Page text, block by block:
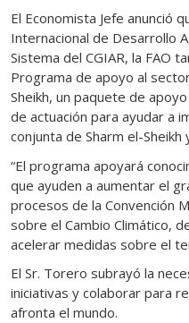
El Economista Jefe anunció
Internacional de Desarrollo
Sistema del CGIAR, la FAO
Programa de apoyo al
Sheikh, un paquete de
de actuación para ayudar a
conjunta de Sharm el-Sheikh
“El programa apoyará
que ayuden a aumentar el
procesos de la Convención
sobre el Cambio Climático,
acelerar medidas sobre el
El Sr. Torero subrayó la
iniciativas y colaborar para
afronta el mundo.